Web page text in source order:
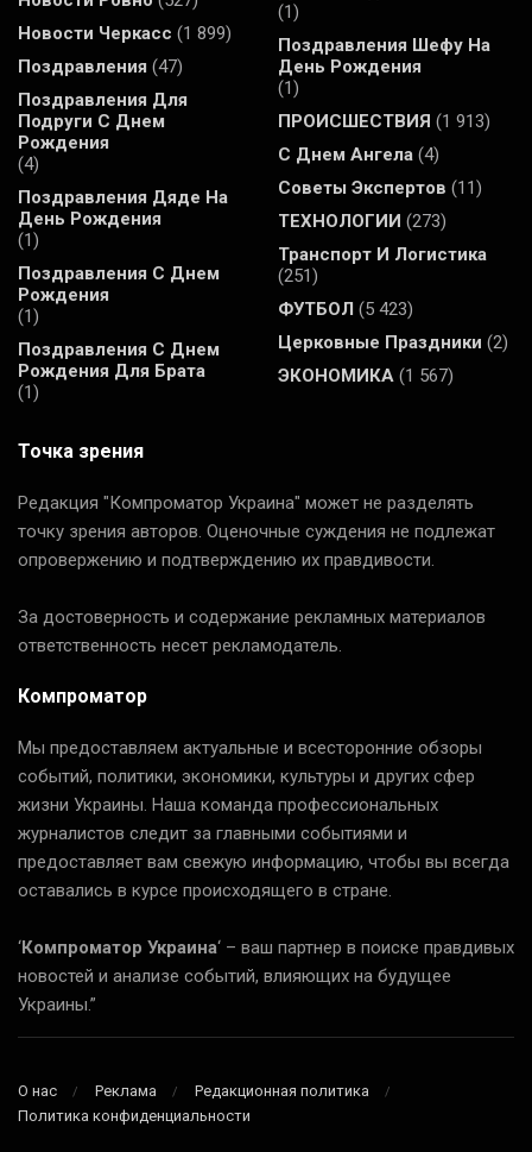
Новости Черкасс (1 899)
Поздравления (47)
Поздравления Для
Подруги С Днем
Рождения
(4)
Поздравления Дяде На
День Рождения
(1)
Поздравления С Днем
Рождения
(1)
Поздравления С Днем
Рождения Для Брата
(1)
(1)
Поздравления Шефу На
День Рождения
(1)
ПРОИСШЕСТВИЯ (1 913)
С Днем Ангела (4)
Советы Экспертов (11)
ТЕХНОЛОГИИ (273)
Транспорт И Логистика
(251)
ФУТБОЛ (5 423)
Церковные Праздники (2)
ЭКОНОМИКА (1 567)
Точка зрения
Редакция "Компроматор Украина" может не разделять
точку зрения авторов. Оценочные суждения не подлежат
опровержению и подтверждению их правдивости.
За достоверность и содержание рекламных материалов
ответственность несет рекламодатель.
Компроматор
Мы предоставляем актуальные и всесторонние обзоры
событий, политики, экономики, культуры и других сфер
жизни Украины. Наша команда профессиональных
журналистов следит за главными событиями и
предоставляет вам свежую информацию, чтобы вы всегда
оставались в курсе происходящего в стране.
‘Компроматор Украина‘ – ваш партнер в поиске правдивых
новостей и анализе событий, влияющих на будущее
Украины.”
О нас Реклама
Редакционная политика
Политика конфиденциальности